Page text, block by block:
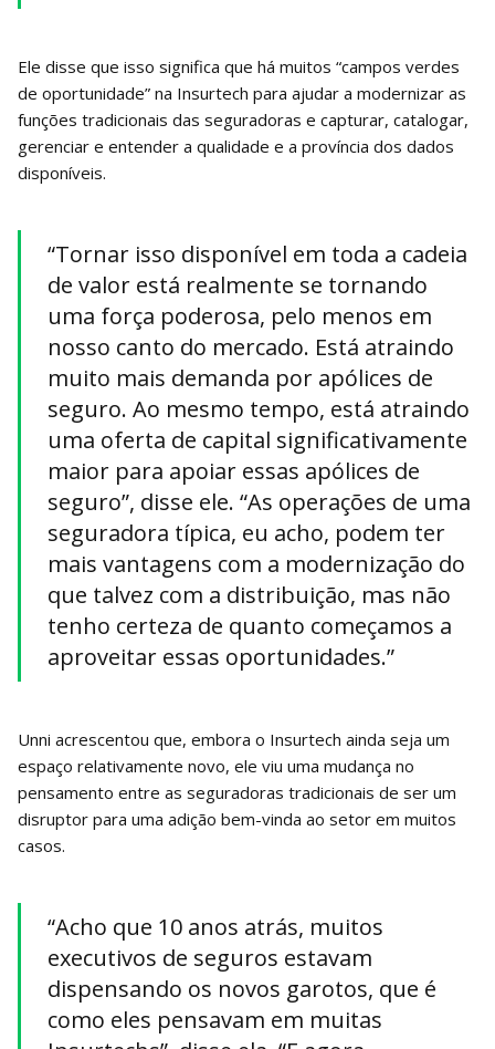
Ele disse que isso significa que há muitos “campos verdes
de oportunidade” na Insurtech para ajudar a modernizar as
funções tradicionais das seguradoras e capturar, catalogar,
gerenciar e entender a qualidade e a província dos dados
disponíveis.
“Tornar isso disponível em toda a cadeia
de valor está realmente se tornando
uma força poderosa, pelo menos em
nosso canto do mercado. Está atraindo
muito mais demanda por apólices de
seguro. Ao mesmo tempo, está atraindo
uma oferta de capital significativamente
maior para apoiar essas apólices de
seguro”, disse ele. “As operações de uma
seguradora típica, eu acho, podem ter
mais vantagens com a modernização do
que talvez com a distribuição, mas não
tenho certeza de quanto começamos a
aproveitar essas oportunidades.”
Unni acrescentou que, embora o Insurtech ainda seja um
espaço relativamente novo, ele viu uma mudança no
pensamento entre as seguradoras tradicionais de ser um
disruptor para uma adição bem-vinda ao setor em muitos
casos.
“Acho que 10 anos atrás, muitos
executivos de seguros estavam
dispensando os novos garotos, que é
como eles pensavam em muitas